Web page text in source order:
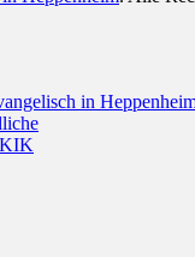
in